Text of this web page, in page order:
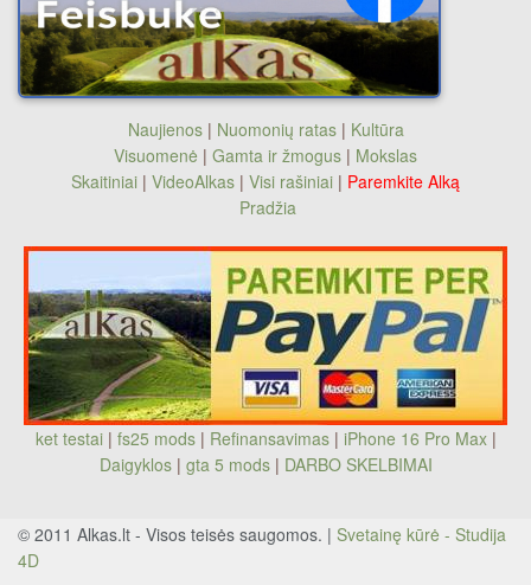
Naujienos| Nuomonių ratas| Kultūra
Visuomenė | Gamta ir žmogus | Mokslas
Skaitiniai | VideoAlkas | Visi rašiniai | Paremkite Alką
Pradžia
ket testai | fs25 mods| Refinansavimas| iPhone 16 Pro Max|
Daigyklos| gta 5 mods | DARBO SKELBIMAI
© 2011 Alkas.lt - Visos teisės saugomos. | Svetainę kūrė - Studija
4D